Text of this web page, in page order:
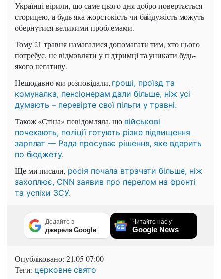
Українці вірили, що саме цього дня добро повертається
сторицею, а будь-яка жорстокість чи байдужість можуть
обернутися великими проблемами.
Тому 21 травня намагалися допомагати тим, хто цього
потребує, не відмовляти у підтримці та уникати будь-
якого негативу.
Нещодавно ми розповідали, гроші, проїзд та
комуналка, пенсіонерам дали більше, ніж усі
думають – перевірте свої пільги у травні.
Також «Стіна» повідомляла, що військові
почекають, поліції готують різке підвищення
зарплат — Рада просуває рішення, яке вдарить
по бюджету.
Ще ми писали, росія почала втрачати більше, ніж
захоплює, CNN заявив про перелом на фронті
та успіхи ЗСУ.
Додайте в
джерела Google
Читайте нас у
Google News
Опубліковано: 21.05 07:00
Теги: церковне свято